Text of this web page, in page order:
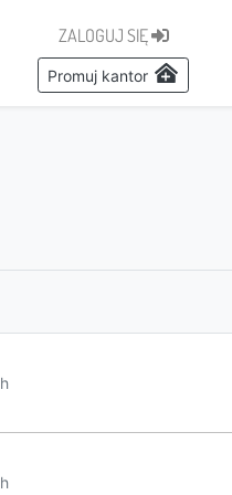
ZALOGUJ SIĘ
Promuj kantor